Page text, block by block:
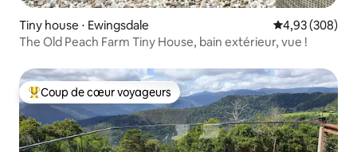
Tiny house ⋅ Ewingsdale Évaluation
4,93 (308)
The Old Peach Farm Tiny House, bain extérieur, vue !
Coups de cœur voyageurs les plus appréciés
Coup de cœur voyageurs